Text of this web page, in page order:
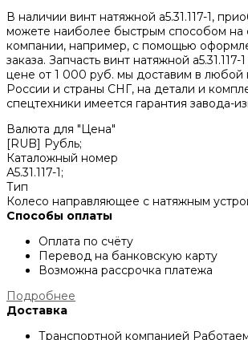
В наличии винт натяжной а5.31.117-1,
можете наиболее быстрым способом на
компании, например, с помощью
заказа. Запчасть винт натяжной
цене от 1 000 руб. мы доставим в любой
России и страны СНГ, на детали и
спецтехники имеется гарантия завода-
Валюта для "Цена"
[RUB] Рубль;
Каталожный номер
А5.31.117-1;
Тип
Колесо направляющее с натяжным
Способы оплаты
Оплата по счёту
Перевод на банковскую карту
Возможна рассрочка платежа
Подробнее
Доставка
Транспортной компанией